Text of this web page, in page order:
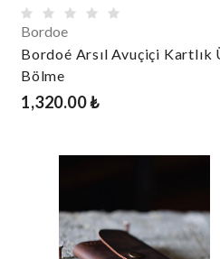
Bordoe
Bordoé Arsıl Avuçiçi Kartlık
Bölme
1,320.00 ₺